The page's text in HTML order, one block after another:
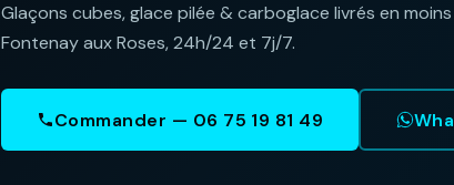
Glaçons cubes, glace pilée & carboglace livrés en moins
Fontenay aux Roses, 24h/24 et 7j/7.
Commander — 06 75 19 81 49